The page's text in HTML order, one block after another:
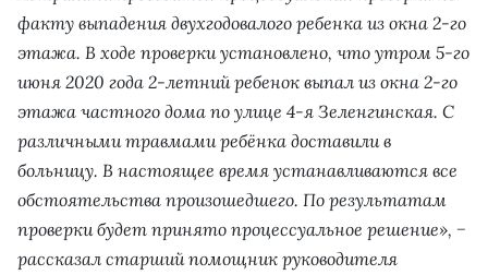
факту выпадения двухгодовалого ребенка из окна 2-го
этажа. В ходе проверки установлено, что утром 5-го
июня 2020 года 2-летний ребенок выпал из окна 2-го
этажа частного дома по улице 4-я Зеленгинская. С
различными травмами ребёнка доставили в
больницу. В настоящее время устанавливаются все
обстоятельства произошедшего. По результатам
проверки будет принято процессуальное решение», −
рассказал старший помощник руководителя